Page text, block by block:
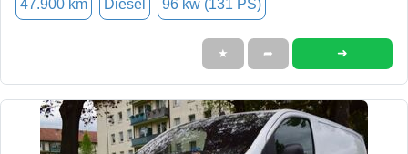
47.900 km Diesel 96 kw (131 PS)
★ ➦ ➜